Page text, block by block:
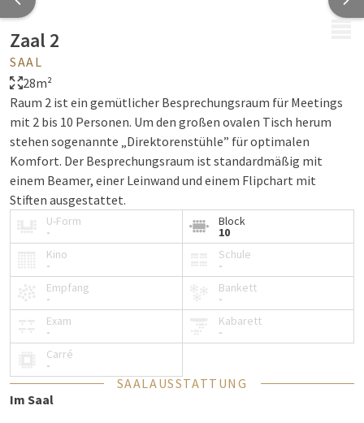
Zaal 2
SAAL
28m²
Raum 2 ist ein gemütlicher Besprechungsraum für Meetings
mit 2 bis 10 Personen. Um den großen ovalen Tisch herum
stehen sogenannte „Direktorenstühle” für optimalen
Komfort. Der Besprechungsraum ist standardmäßig mit
einem Beamer, einer Leinwand und einem Flipchart mit
Stiften ausgestattet.
U-Form
-
Block
10
Kino
-
Schule
-
Empfang
-
Bankett
-
Exam
-
Kabarett
-
Carré
-
SAALAUSSTATTUNG
Im Saal